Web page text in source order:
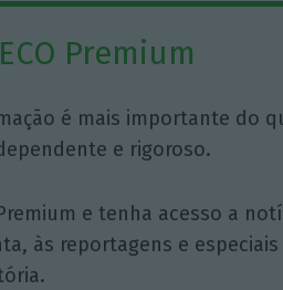
Premium
é mais importante do
e rigoroso.
e tenha acesso a
às reportagens e especiais